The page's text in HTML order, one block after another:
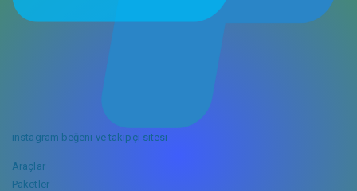
instagram beğeni ve takipçi sitesi
Araçlar
Paketler